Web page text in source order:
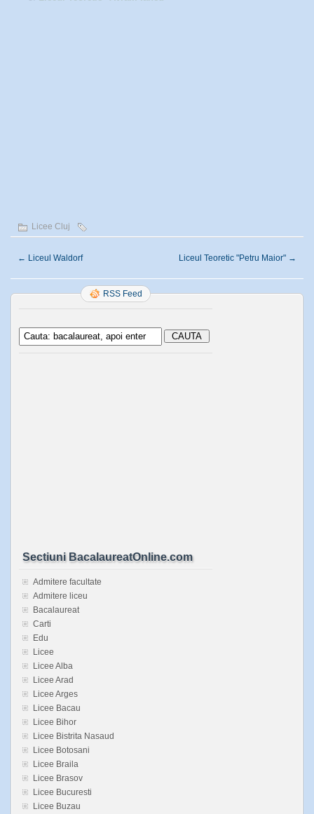
Licee Cluj
← Liceul Waldorf Liceul Teoretic "Petru Maior" →
RSS Feed
Sectiuni BacalaureatOnline.com
Admitere facultate
Admitere liceu
Bacalaureat
Carti
Edu
Licee
Licee Alba
Licee Arad
Licee Arges
Licee Bacau
Licee Bihor
Licee Bistrita Nasaud
Licee Botosani
Licee Braila
Licee Brasov
Licee Bucuresti
Licee Buzau